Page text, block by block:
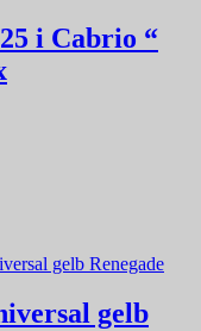
i Cabrio “
gelb